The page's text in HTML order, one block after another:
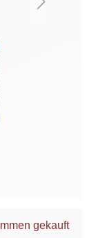
gekauft